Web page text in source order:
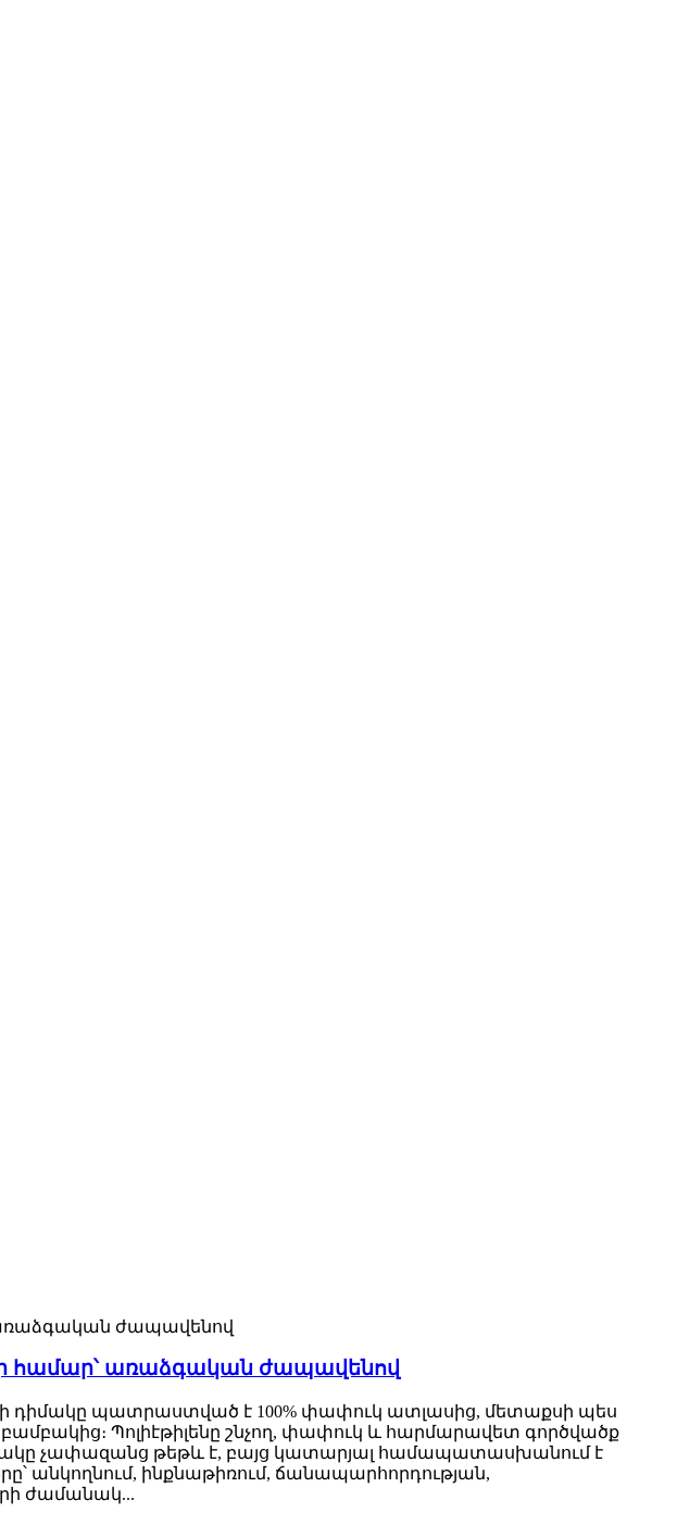
համար՝ առաձգական ժապավենով
քնի դիմակը պատրաստված է 100% փափուկ ատլասից, մետաքսի պես
Պոլիէթիլենը շնչող, փափուկ և հարմարավետ գործվածք
չափազանց թեթև է, բայց կատարյալ համապատասխանում է
անկողնում, ինքնաթիռում, ճանապարհորդության,
ժամանակ...